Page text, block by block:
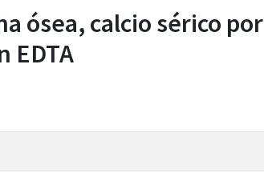
ósea, calcio sérico por
EDTA